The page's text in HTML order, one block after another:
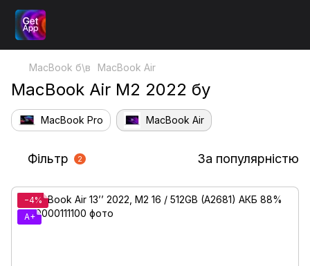
MacBook б\в MacBook Air
MacBook Air M2 2022 бу
MacBook Pro MacBook Air
Фільтр 2 За популярністю
−4%
A+